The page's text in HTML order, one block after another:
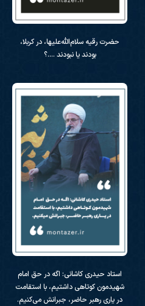
حضرت رقیه سلام‌الله‌علیها، در کربلا،
بودند یا نبودند ….؟
استاد حیدری کاشانی: اگه در حق امام
شهیدمون کوتاهی داشتیم، با استقامت
در یاری رهبر حاضر، جبرانش می‌کنیم.